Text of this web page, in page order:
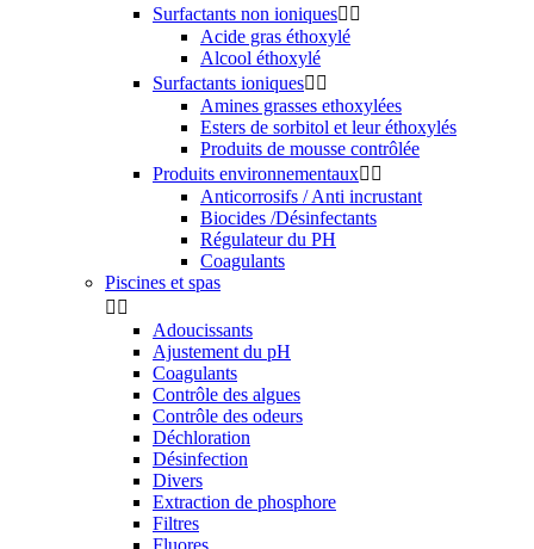
Surfactants non ioniques 
Acide gras éthoxylé
Alcool éthoxylé
Surfactants ioniques 
Amines grasses ethoxylées
Esters de sorbitol et leur éthoxylés
Produits de mousse contrôlée
Produits environnementaux 
Anticorrosifs / Anti incrustant
Biocides /Désinfectants
Régulateur du PH
Coagulants
Piscines et spas
 
Adoucissants
Ajustement du pH
Coagulants
Contrôle des algues
Contrôle des odeurs
Déchloration
Désinfection
Divers
Extraction de phosphore
Filtres
Fluores